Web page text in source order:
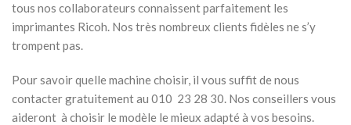
tous nos collaborateurs connaissent parfaitement les
imprimantes Ricoh. Nos très nombreux clients fidèles ne s’y
trompent pas.
Pour savoir quelle machine choisir, il vous suffit de nous
contacter gratuitement au 010 23 28 30. Nos conseillers vous
aideront à choisir le modèle le mieux adapté à vos besoins.